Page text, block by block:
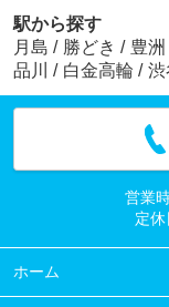
駅から探す
月島 / 勝どき / 豊洲
品川
/ 白金高輪 / 渋
営業
定休
ホーム